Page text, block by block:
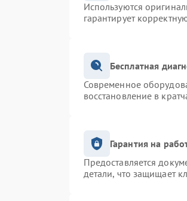
Используются
гарантирует
Бесплатная
Современное
восстановление в
Гарантия на
Предоставляется
детали, что защищает